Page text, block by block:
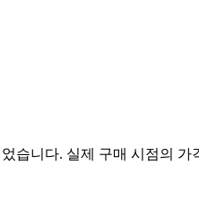
습니다. 실제 구매 시점의 가